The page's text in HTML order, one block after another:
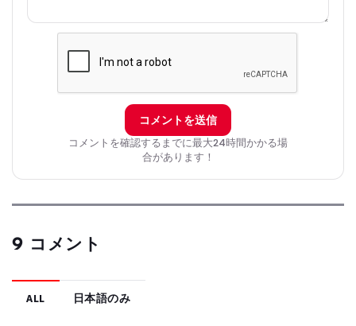
コメントを送信
コメントを確認するまでに最大24時間かかる場
合があります！
9 コメント
ALL 日本語のみ